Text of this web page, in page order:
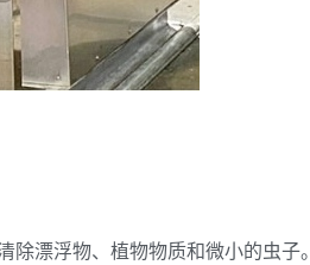
漂浮物、植物物质和微小的虫子。